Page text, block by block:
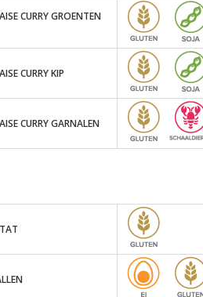
CURRY GROENTEN
CURRY KIP
CURRY GARNALEN